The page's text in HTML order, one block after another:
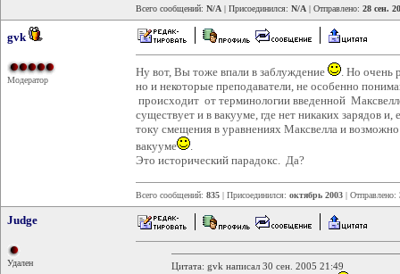
Всего сообщений: N/A | Присоединился: N/A | Отправлено: 28 сен.
gvk
Модератор
Ну вот, Вы тоже впали в заблуждение
. Но очень
но и некоторые преподаватели, не особенно
происходит от терминологии введенной
существует и в вакууме, где нет никаких зарядов
току смещения в уравнениях Максвелла и
вакууме
.
Это исторический парадокс. Да?
Всего сообщений: 835 | Присоединился: октябрь 2003 | Отправлено:
Judge
Удален
Цитата: gvk написал 30 сен. 2005 21:49